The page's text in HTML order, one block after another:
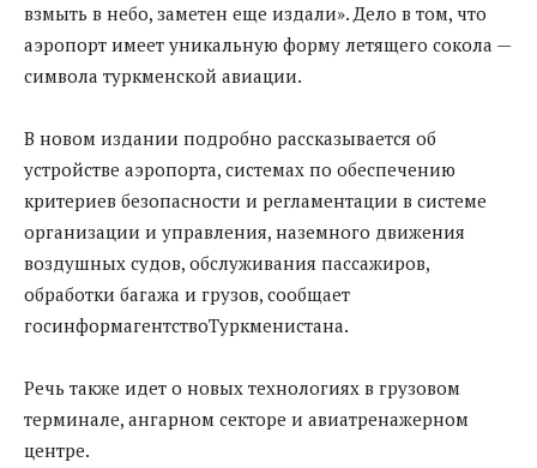
взмыть в небо, заметен еще издали». Дело в том, что
аэропорт имеет уникальную форму летящего сокола —
символа туркменской авиации.
В новом издании подробно рассказывается об
устройстве аэропорта, системах по обеспечению
критериев безопасности и регламентации в системе
организации и управления, наземного движения
воздушных судов, обслуживания пассажиров,
обработки багажа и грузов, сообщает
госинформагентствоТуркменистана.
Речь также идет о новых технологиях в грузовом
терминале, ангарном секторе и авиатренажерном
центре.